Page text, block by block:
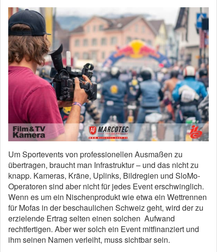
Um Sportevents von professionellen Ausmaßen zu
übertragen, braucht man Infrastruktur – und das nicht zu
knapp. Kameras, Kräne, Uplinks, Bildregien und SloMo-
Operatoren sind aber nicht für jedes Event erschwinglich.
Wenn es um ein Nischenprodukt wie etwa ein Wettrennen
für Mofas in der beschaulichen Schweiz geht, wird der zu
erzielende Ertrag selten einen solchen Aufwand
rechtfertigen. Aber wer solch ein Event mitfinanziert und
ihm seinen Namen verleiht, muss sichtbar sein.